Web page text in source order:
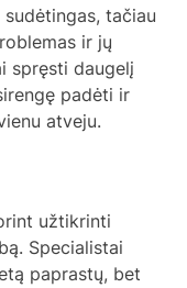
tačiau
ir jų
spręsti daugelį
padėti ir
atveju.
užtikrinti
Specialistai
paprastų, bet